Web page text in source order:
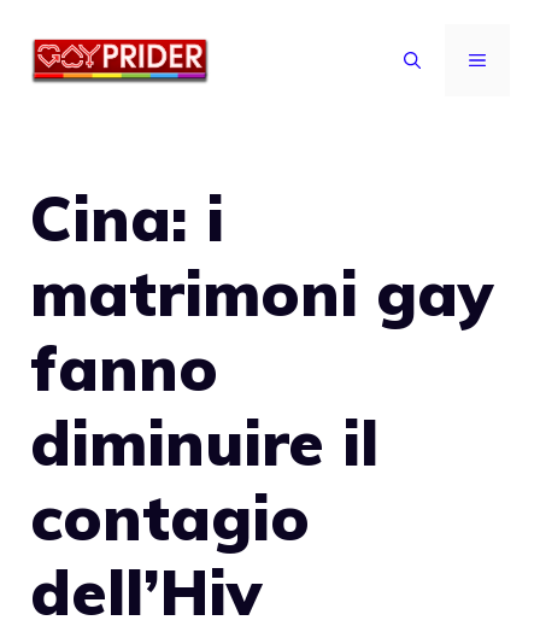
MENU
Cina: i
matrimoni gay
fanno
diminuire il
contagio
dell’Hiv